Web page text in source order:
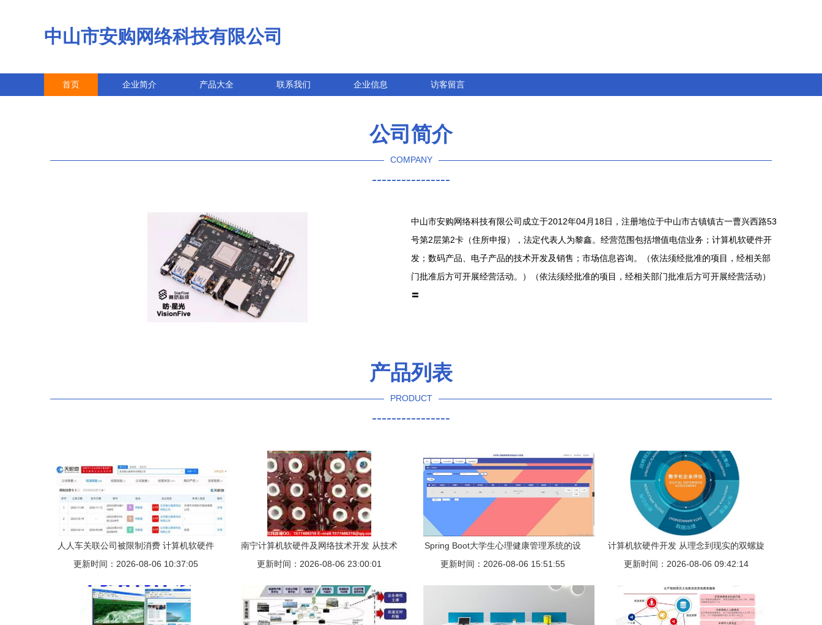
中山市安购网络科技有限公司
首页 企业简介 产品大全 联系我们 企业信息 访客留言
公司简介
COMPANY
----------------
中山市安购网络科技有限公司成立于2012年04月18日，注册地位于中山市古镇镇古一曹兴西路53
号第2层第2卡（住所申报），法定代表人为黎鑫。经营范围包括增值电信业务；计算机软硬件开
发；数码产品、电子产品的技术开发及销售；市场信息咨询。（依法须经批准的项目，经相关部
门批准后方可开展经营活动。）（依法须经批准的项目，经相关部门批准后方可开展经营活动）
〓
产品列表
PRODUCT
----------------
人人车关联公司被限制消费 计算机软硬件
开发行业再敲警钟
更新时间：2026-08-06 10:37:05
南宁计算机软硬件及网络技术开发 从技术
服务到产业创新
更新时间：2026-08-06 23:00:01
Spring Boot大学生心理健康管理系统的设
计与实现
更新时间：2026-08-06 15:51:55
计算机软硬件开发 从理念到现实的双螺旋
更新时间：2026-08-06 09:42:14